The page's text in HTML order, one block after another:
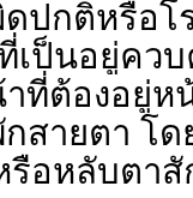
ปกติหรือโ
เป็นอยู่คว
ที่ต้องอยู่ห
สายตา โ
รือหลับตา